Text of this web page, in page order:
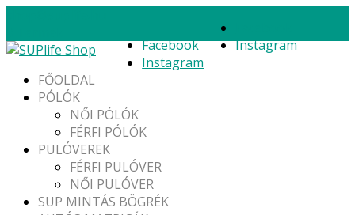
Instagram
Facebook
Instagram
FŐOLDAL
PÓLÓK
NŐI PÓLÓK
FÉRFI PÓLÓK
PULÓVEREK
FÉRFI PULÓVER
NŐI PULÓVER
SUP MINTÁS BÖGRÉK